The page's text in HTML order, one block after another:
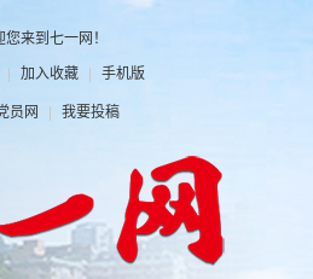
您来到七一网！
| 加入收藏 | 手机版
员网 | 我要投稿